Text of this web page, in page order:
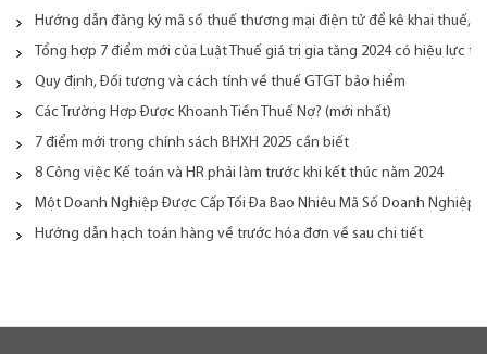
Hướng dẫn đăng ký mã số thuế thương mại điện tử để kê khai thuế,
Tổng hợp 7 điểm mới của Luật Thuế giá trị gia tăng 2024 có hiệu lực
Quy định, Đối tượng và cách tính về thuế GTGT bảo hiểm
Các Trường Hợp Được Khoanh Tiền Thuế Nợ? (mới nhất)
7 điểm mới trong chính sách BHXH 2025 cần biết
8 Công việc Kế toán và HR phải làm trước khi kết thúc năm 2024
Một Doanh Nghiệp Được Cấp Tối Đa Bao Nhiêu Mã Số Doanh Nghiệp
Hướng dẫn hạch toán hàng về trước hóa đơn về sau chi tiết